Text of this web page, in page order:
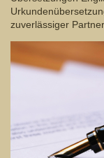
zuverlässiger